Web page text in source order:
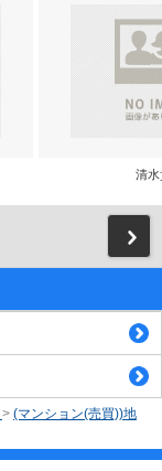
清水
> (マンション(売買))地